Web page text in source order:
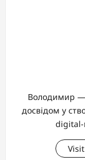
Володимир —
досвідом у
digital-